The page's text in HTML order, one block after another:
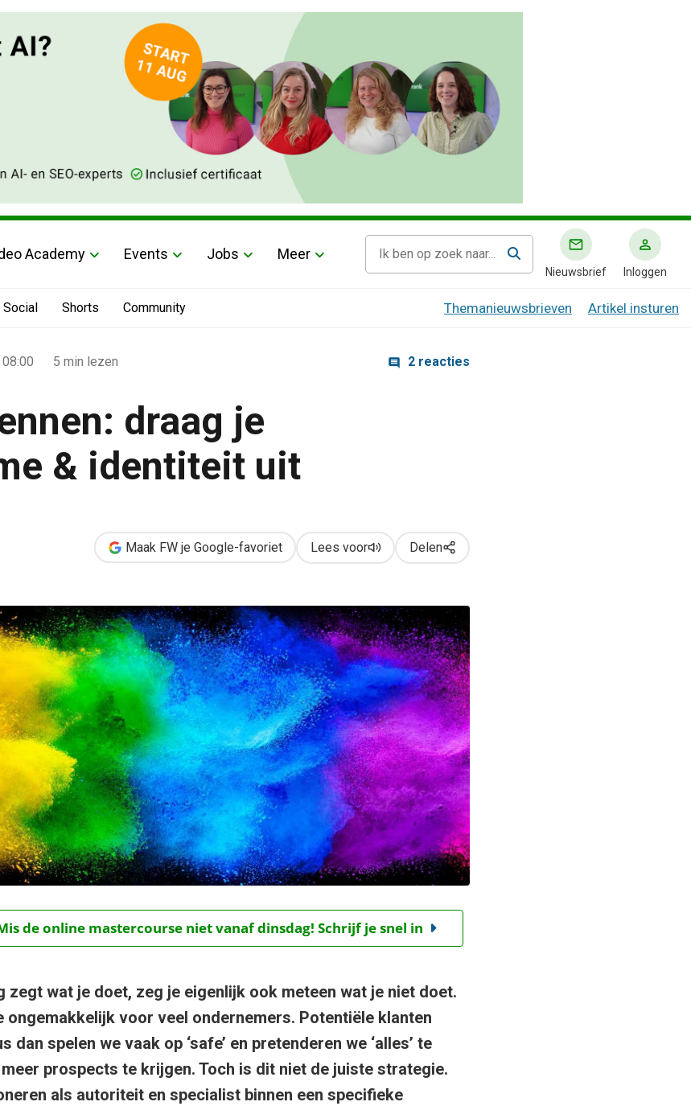
Academy Events Jobs Meer
Nieuwsbrief Inloggen
Social Shorts Community Themanieuwsbrieven Artikel insturen
5 min lezen 2 reacties
draag je
& identiteit uit
Maak FW je Google-favoriet Lees voor Delen
Mis de online mastercourse niet vanaf dinsdag! Schrijf je snel in
zegt wat je doet, zeg je eigenlijk ook meteen wat je niet doet.
ongemakkelijk voor veel ondernemers. Potentiële klanten
dan spelen we vaak op ‘safe’ en pretenderen we ‘alles’ te
prospects te krijgen. Toch is dit niet de juiste strategie.
als autoriteit en specialist binnen een specifieke